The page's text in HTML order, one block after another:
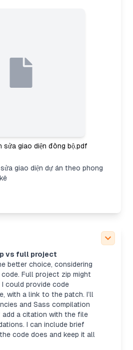
sửa giao diện đồng bộ.pdf
giao diện dự án theo phong
vs full project
better choice, considering
Full project zip might
could provide code
with a link to the patch. I’ll
and Sass compilation
a citation with the file
I can include brief
code does and keep it all